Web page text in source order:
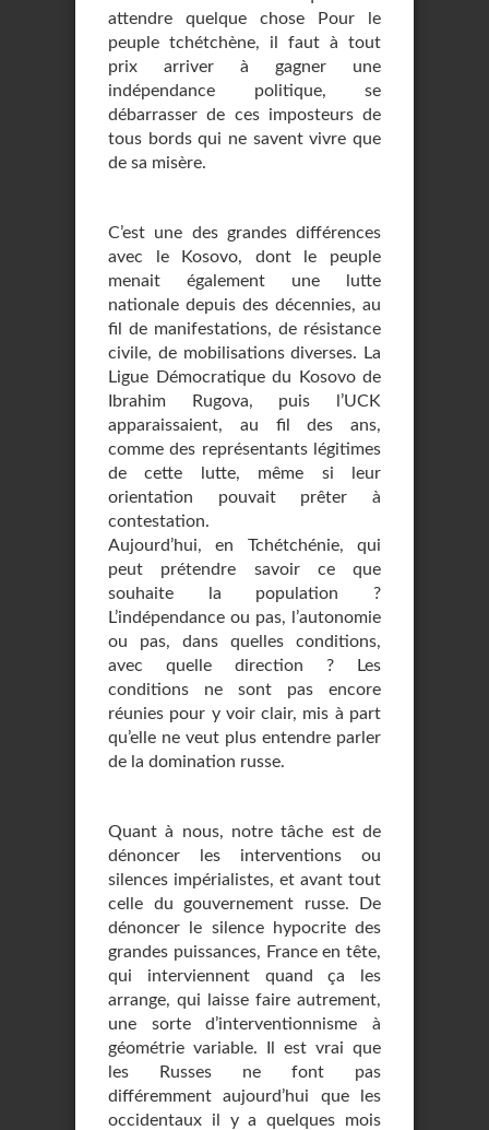
attendre quelque chose Pour le
peuple tchétchène, il faut à tout
prix arriver à gagner une
indépendance politique, se
débarrasser de ces imposteurs de
tous bords qui ne savent vivre que
de sa misère.
C’est une des grandes différences
avec le Kosovo, dont le peuple
menait également une lutte
nationale depuis des décennies, au
fil de manifestations, de résistance
civile, de mobilisations diverses. La
Ligue Démocratique du Kosovo de
Ibrahim Rugova, puis l’UCK
apparaissaient, au fil des ans,
comme des représentants légitimes
de cette lutte, même si leur
orientation pouvait prêter à
contestation.
Aujourd’hui, en Tchétchénie, qui
peut prétendre savoir ce que
souhaite la population ?
L’indépendance ou pas, l’autonomie
ou pas, dans quelles conditions,
avec quelle direction ? Les
conditions ne sont pas encore
réunies pour y voir clair, mis à part
qu’elle ne veut plus entendre parler
de la domination russe.
Quant à nous, notre tâche est de
dénoncer les interventions ou
silences impérialistes, et avant tout
celle du gouvernement russe. De
dénoncer le silence hypocrite des
grandes puissances, France en tête,
qui interviennent quand ça les
arrange, qui laisse faire autrement,
une sorte d’interventionnisme à
géométrie variable. Il est vrai que
les Russes ne font pas
différemment aujourd’hui que les
occidentaux il y a quelques mois